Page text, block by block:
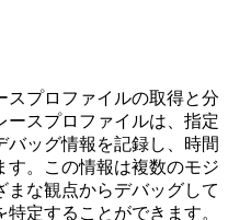
スプロファイルの取得と分
ースプロファイルは、指定
バッグ情報を記録し、時間
す。この情報は複数のモジ
まな観点からデバッグして
定することができます。